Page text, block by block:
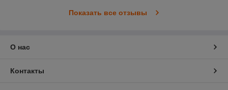
Показать все отзывы
О нас
Контакты